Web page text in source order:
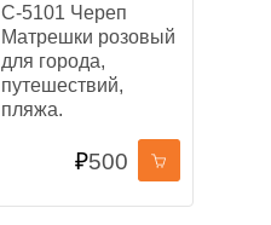
С-5101 Череп
Матрешки розовый
для города,
путешествий,
пляжа.
₽500